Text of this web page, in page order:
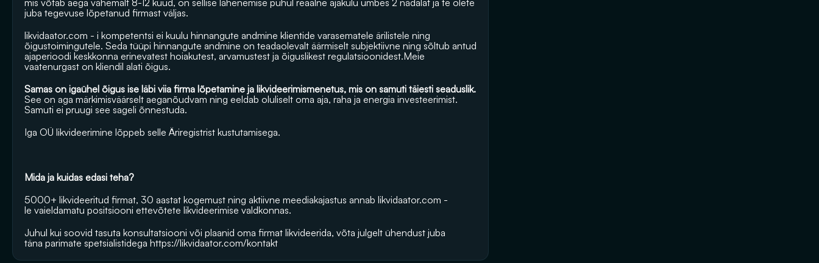
mis võtab aega vähemalt 8-12 kuud, on sellise lähenemise puhul reaalne ajakulu umbes 2 nädalat ja te olete
juba tegevuse lõpetanud firmast väljas.
likvidaator.com - i kompetentsi ei kuulu hinnangute andmine klientide varasematele ärilistele ning
õigustoimingutele. Seda tüüpi hinnangute andmine on teadaolevalt äärmiselt subjektiivne ning sõltub antud
ajaperioodi keskkonna erinevatest hoiakutest, arvamustest ja õiguslikest regulatsioonidest.Meie
vaatenurgast on kliendil alati õigus.
See on aga märkimisväärselt aeganõudvam ning eeldab oluliselt oma aja, raha ja energia investeerimist.
Samuti ei pruugi see sageli õnnestuda.
Iga OÜ likvideerimine lõppeb selle Äriregistrist kustutamisega.
Mida ja kuidas edasi teha?
5000+ likvideeritud firmat, 30 aastat kogemust ning aktiivne meediakajastus annab likvidaator.com -
le vaieldamatu positsiooni ettevõtete likvideerimise valdkonnas.
Juhul kui soovid tasuta konsultatsiooni või plaanid oma firmat likvideerida, võta julgelt ühendust juba
täna parimate spetsialistidega https://likvidaator.com/kontakt